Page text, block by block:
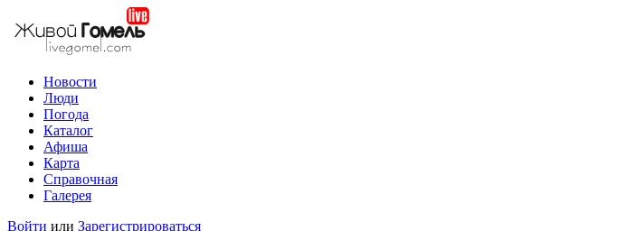
Новости
Люди
Погода
Каталог
Афиша
Карта
Справочная
Галерея
Войти или Зарегистрироваться